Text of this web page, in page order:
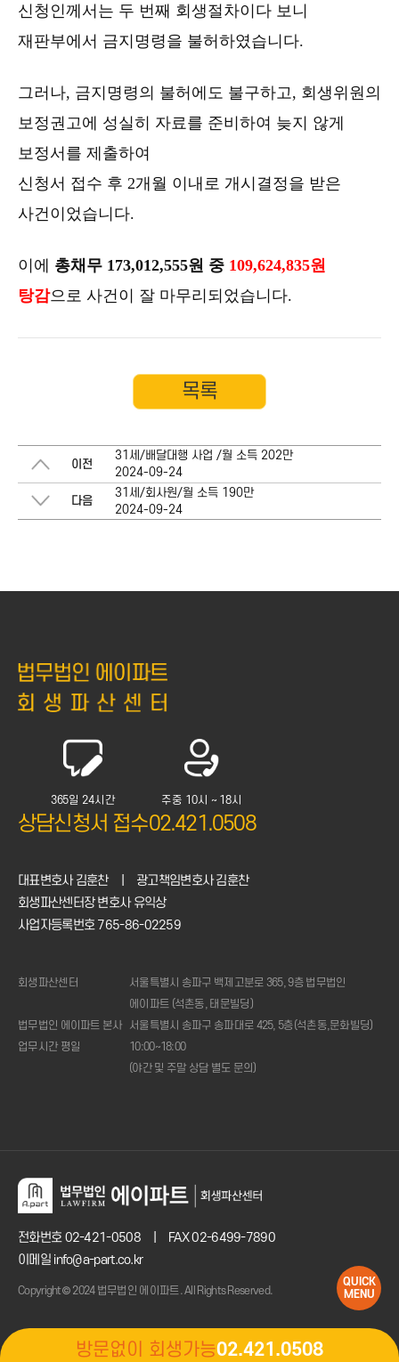
신청인께서는 두 번째 회생절차이다 보니
재판부에서 금지명령을 불허하였습니다.
그러나, 금지명령의 불허에도 불구하고, 회생위원의
보정권고에 성실히 자료를 준비하여 늦지 않게
보정서를 제출하여
신청서 접수 후 2개월 이내로 개시결정을 받은
사건이었습니다.
이에 총채무 173,012,555원 중 109,624,835원
탕감으로 사건이 잘 마무리되었습니다.
목록
이전
31세/배달대행 사업 /월 소득 202만
2024-09-24
다음
31세/회사원/월 소득 190만
2024-09-24
365일 24시간
상담신청서 접수
주중 10시 ~ 18시
02.421.0508
대표변호사 김훈찬
광고책임변호사 김훈찬
회생파산센터장 변호사 유익상
사업자등록번호 765-86-02259
회생파산센터
서울특별시 송파구 백제고분로 365, 9층 법무법인
에이파트 (석촌동, 태문빌딩)
법무법인 에이파트 본사
서울특별시 송파구 송파대로 425, 5층(석촌동,문화빌딩)
업무시간 평일
10:00~18:00
(야간 및 주말 상담 별도 문의)
전화번호02-421-0508
FAX 02-6499-7890
이메일 info@a-part.co.kr
Copyright© 2024 법무법인 에이파트. All Rights Reserved.
QUICK
MENU
방문없이 회생가능02.421.0508